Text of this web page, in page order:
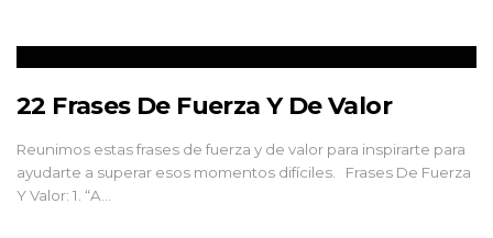
22 Frases De Fuerza Y De Valor
Reunimos estas frases de fuerza y de valor para inspirarte para
ayudarte a superar esos momentos difíciles. Frases De Fuerza
Y Valor: 1. “A…